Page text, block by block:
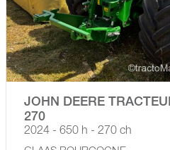
JOHN DEERE
270
2024 - 650 h - 270 ch